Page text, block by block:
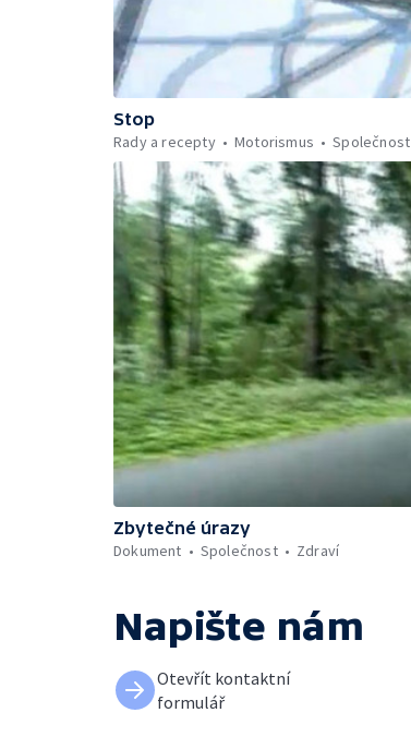
Stop
Rady a recepty
Motorismus Společnost
Zbytečné úrazy
Dokument
Společnost Zdraví
Napište nám
Otevřít kontaktní
formulář